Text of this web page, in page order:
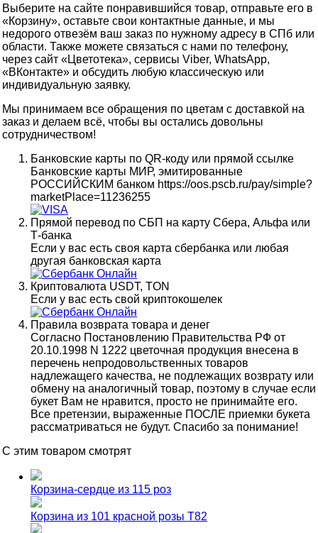
Выберите на сайте понравившийся товар, отправьте его в
«Корзину», оставьте свои контактные данные, и мы
недорого отвезём ваш заказ по нужному адресу в СПб или
области. Также можете связаться с нами по телефону,
через сайт «Цветотека», сервисы Viber, WhatsApp,
«ВКонтакте» и обсудить любую классическую или
индивидуальную заявку.
Мы принимаем все обращения по цветам с доставкой на
заказ и делаем всё, чтобы вы остались довольны
сотрудничеством!
Банковские карты по QR-коду или прямой ссылке
Банковские карты МИР, эмитированные
РОССИЙСКИМ банком https://oos.pscb.ru/pay/simple?
marketPlace=11236255
Прямой перевод по СБП на карту Сбера, Альфа или
Т-банка
Если у вас есть своя карта сбербанка или любая
другая банковская карта
Криптовалюта USDT, TON
Если у вас есть свой криптокошелек
Правила возврата товара и денег
Согласно Постановлению Правительства РФ от
20.10.1998 N 1222 цветочная продукция внесена в
перечень непродовольственных товаров
надлежащего качества, не подлежащих возврату или
обмену на аналогичный товар, поэтому в случае если
букет Вам не нравится, просто не принимайте его.
Все претензии, выраженные ПОСЛЕ приемки букета
рассматриваться не будут. Спасибо за понимание!
С этим товаром смотрят
Корзина-сердце из 115 роз
Корзина из 101 красной розы Т82